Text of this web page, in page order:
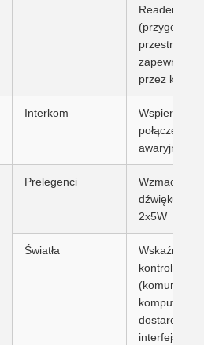
Reader/ POS
przestrzeni,
zapewnione
przez
Interkom
Wspieranie
połączeń
awaryjnych
Prelegenci
Wzmacniacz
dźwięku,
2x5W
Światła
Wskaźnik
kontrolne
komputerem
dostarczanie
interfejsu),